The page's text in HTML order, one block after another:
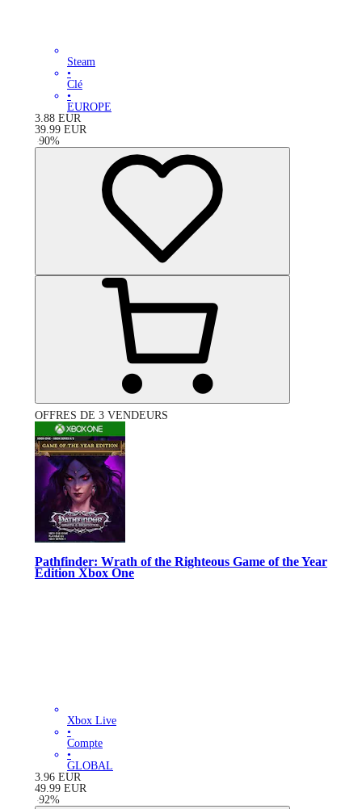
Steam
•
Clé
•
EUROPE
3.88 EUR
39.99 EUR
-90%
OFFRES DE 3 VENDEURS
Pathfinder: Wrath of the Righteous Game of the Year
Edition Xbox One
Xbox Live
•
Compte
•
GLOBAL
3.96 EUR
49.99 EUR
-92%